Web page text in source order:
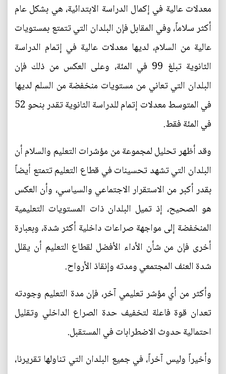
معدلات عالية في إكمال الدراسة الابتدائية، هي بشكل عام
أكثر سلاماً، وفي المقابل فإن البلدان التي تتمتع بمستويات
عالية من السلام، لديها معدلات عالية في إتمام الدراسة
الثانوية تبلغ 99 في المئة، وعلى العكس من ذلك فإن
البلدان التي تعاني من مستويات منخفضة من السلم لديها
في المتوسط معدلات إتمام للدراسة الثانوية تقدر بنحو 52
في المئة فقط.
وقد أظهر تحليل لمجموعة من مؤشرات التعليم والسلام أن
البلدان التي تشهد تحسينات في قطاع التعليم تتمتع أيضاً
بقدر أكبر من الاستقرار الاجتماعي والسياسي، وأن العكس
هو الصحيح، إذ تميل البلدان ذات المستويات التعليمية
المنخفضة إلى مواجهة صراعات داخلية أكثر شدة، وبعبارة
أخرى فإن من شأن الأداء الأفضل لقطاع التعليم أن يقلل
شدة العنف المجتمعي ومدته وإنقاذ الأرواح.
وأكثر من أي مؤشر تعليمي آخر، فإن مدة التعليم وجودته
تعدان قوة فاعلة لتخفيف حدة الصراع الداخلي وتقليل
احتمالية حدوث الاضطرابات في المستقبل.
وأخيراً وليس آخراً، في جميع البلدان التي تناولها تقريرنا،